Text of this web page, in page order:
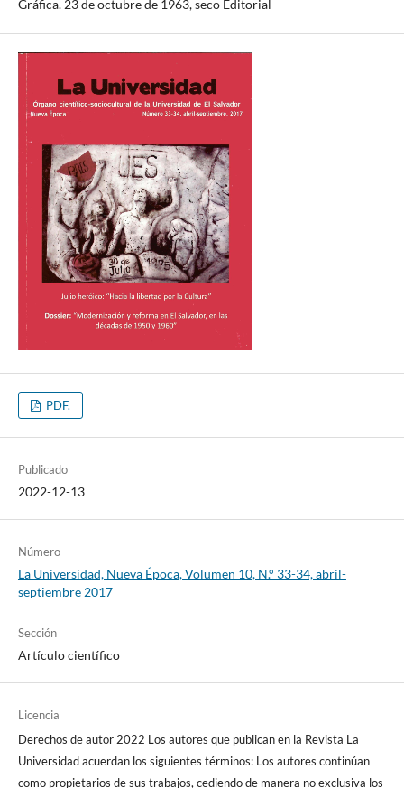
Gráfica. 23 de octubre de 1963, seco Editorial
PDF.
Publicado
2022-12-13
Número
La Universidad, Nueva Época, Volumen 10, N.° 33-34, abril-
septiembre 2017
Sección
Artículo científico
Licencia
Derechos de autor 2022 Los autores que publican en la Revista La
Universidad acuerdan los siguientes términos: Los autores continúan
como propietarios de sus trabajos, cediendo de manera no exclusiva los